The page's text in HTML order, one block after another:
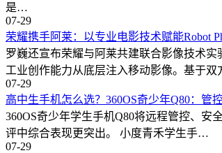
是…
07-29
荣耀携手阿莱：以专业电影技术赋能Robot
罗巍还宣布荣耀与阿莱共建联合影像技术
工业创作能力从底层注入移动影像。基于
07-29
高中生手机怎么选？360OS奇少年Q80：管
360OS奇少年学生手机Q80将远程管控、
评中综合表现更突出。 小度青禾学生手…
07-29